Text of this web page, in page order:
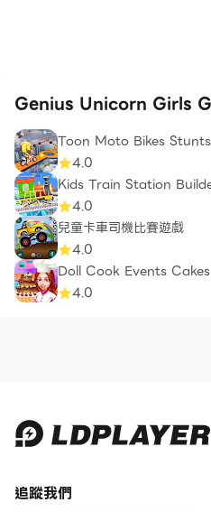
Genius Unicorn Girls
Toon Moto Bikes
4.0
Kids Train Station
4.0
兒童卡車司機比賽遊戲
4.0
Doll Cook Events
4.0
追蹤我們